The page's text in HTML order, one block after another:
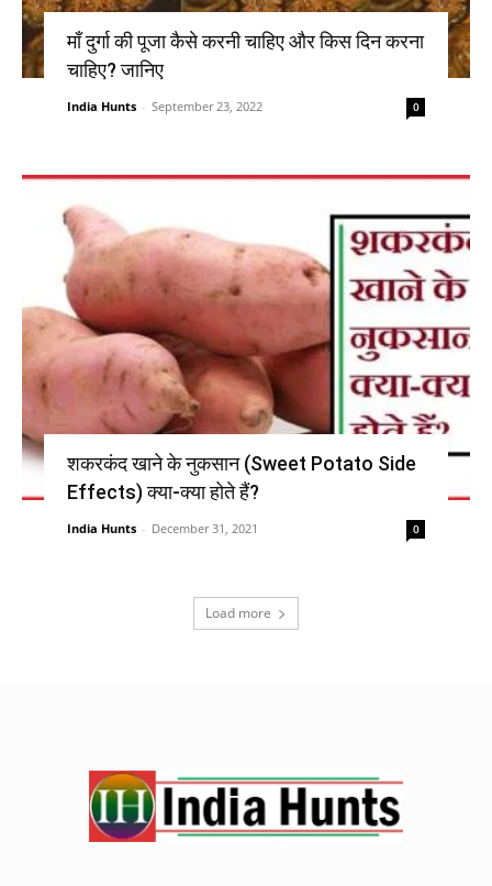
माँ दुर्गा की पूजा कैसे करनी चाहिए और किस दिन करना
चाहिए? जानिए
India Hunts - September 23, 2022 0
शकरकंद खाने के नुकसान (Sweet Potato Side
Effects) क्या-क्या होते हैं?
India Hunts - December 31, 2021 0
Load more